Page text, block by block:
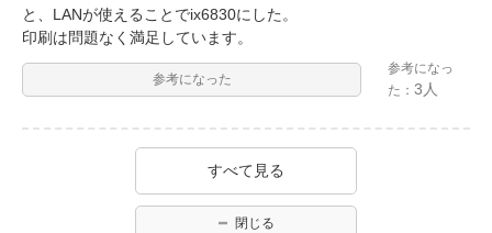
と、LANが使えることでix6830にした。
印刷は問題なく満足しています。
参考になった
参考になっ
た：3人
すべて見る
閉じる